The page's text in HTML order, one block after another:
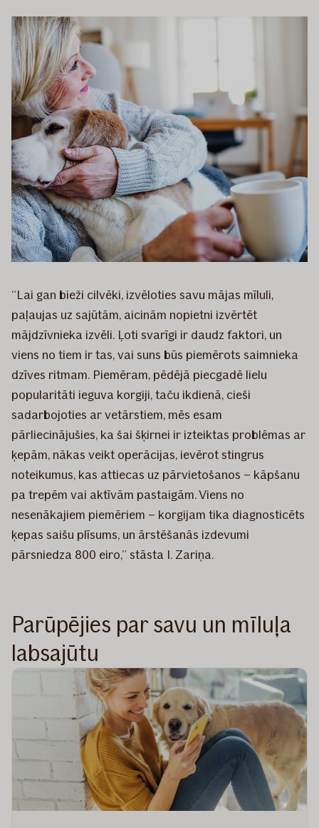
“Lai gan bieži cilvēki, izvēloties savu mājas mīluli,
paļaujas uz sajūtām, aicinām nopietni izvērtēt
mājdzīvnieka izvēli. Ļoti svarīgi ir daudz faktori, un
viens no tiem ir tas, vai suns būs piemērots saimnieka
dzīves ritmam. Piemēram, pēdējā piecgadē lielu
popularitāti ieguva korgiji, taču ikdienā, cieši
sadarbojoties ar vetārstiem, mēs esam
pārliecinājušies, ka šai šķirnei ir izteiktas problēmas ar
ķepām, nākas veikt operācijas, ievērot stingrus
noteikumus, kas attiecas uz pārvietošanos – kāpšanu
pa trepēm vai aktīvām pastaigām. Viens no
nesenākajiem piemēriem – korgijam tika diagnosticēts
ķepas saišu plīsums, un ārstēšanās izdevumi
pārsniedza 800 eiro,” stāsta I. Zariņa.
Parūpējies par savu un mīluļa
labsajūtu